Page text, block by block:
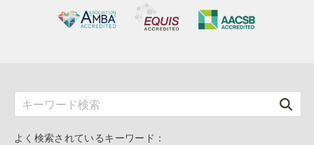
よく検索されているキーワード：